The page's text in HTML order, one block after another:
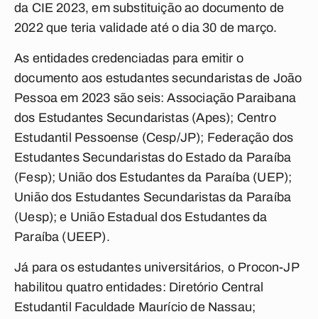
da CIE 2023, em substituição ao documento de
2022 que teria validade até o dia 30 de março.
As entidades credenciadas para emitir o
documento aos estudantes secundaristas de João
Pessoa em 2023 são seis: Associação Paraibana
dos Estudantes Secundaristas (Apes); Centro
Estudantil Pessoense (Cesp/JP); Federação dos
Estudantes Secundaristas do Estado da Paraíba
(Fesp); União dos Estudantes da Paraíba (UEP);
União dos Estudantes Secundaristas da Paraíba
(Uesp); e União Estadual dos Estudantes da
Paraíba (UEEP).
Já para os estudantes universitários, o Procon-JP
habilitou quatro entidades: Diretório Central
Estudantil Faculdade Maurício de Nassau;